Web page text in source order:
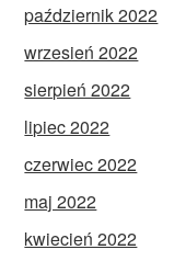
październik 2022
wrzesień 2022
sierpień 2022
lipiec 2022
czerwiec 2022
maj 2022
kwiecień 2022